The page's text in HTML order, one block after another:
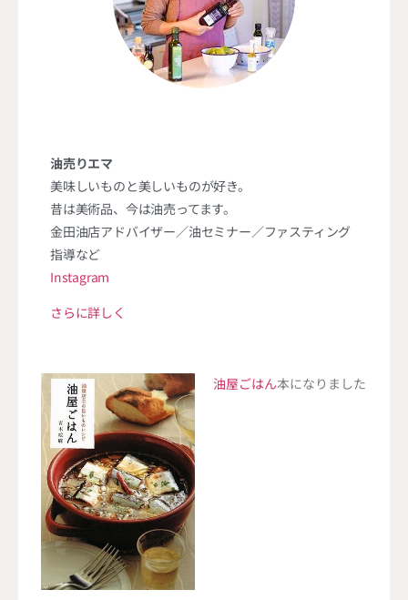
油売りエマ
美味しいものと美しいものが好き。
昔は美術品、今は油売ってます。
金田油店アドバイザー／油セミナー／ファスティング
指導など
Instagram
さらに詳しく
油屋ごはん本になりました